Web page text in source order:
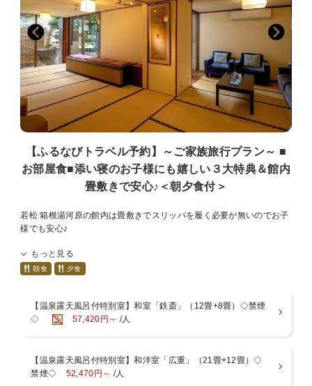
■温泉－男女入替制－[15:00～翌9：30]
52.2度の絶えず湧き出ております自家源泉。湯河原の湯は「薬師の
湯」と呼ばれ、弱食塩泉・弱アルカリ性という理想的な泉質で、非常
にお肌にやさしい温泉。美肌の湯といわれる湯河原温泉を心ゆくまで
お愉しみいただけます。
【桧風呂】【石風呂】【露天風呂】
■お部屋
当館は全室「数寄屋造り」の和室で次の間もございますので広々とし
ております。
った「網代天井」造りをご覧いただけます。
※「広重」のお部屋は建築構造上、トイレがやや狭い設計となってお
そのため、体格の大きな方や体の不自由な方にとってはご不便をおか
何卒ご了承の上、ご予約いただきますようお願い申し上げます。
■アクセス
車…東京から約2時間 熱海・伊豆・箱根まで約30分
電車…JR東海道線湯河原 下車 バス・タクシーで約５分
【ふるなびトラベル予約】～ご家族旅行プラン～ ■
お部屋食■添い寝のお子様にも嬉しい３大特典＆館内
畳敷きで安心♪＜朝夕食付＞
若松 箱根湯河原の館内は畳敷きでスリッパを履く必要が無いのでお子
様でも安心♪
ます。
■プラン3大特典
ン前に敷いてご準備
③お食事時にお子様用に白米とふりかけをご用意
もっと見る
朝食 夕食
【温泉露天風呂付特別室】和室「鉄斎」（12畳+8畳）◇禁煙
◇
57,420円～ /人
【温泉露天風呂付特別室】和洋室「広重」（21畳+12畳）◇
禁煙◇ 52,470円～ /人